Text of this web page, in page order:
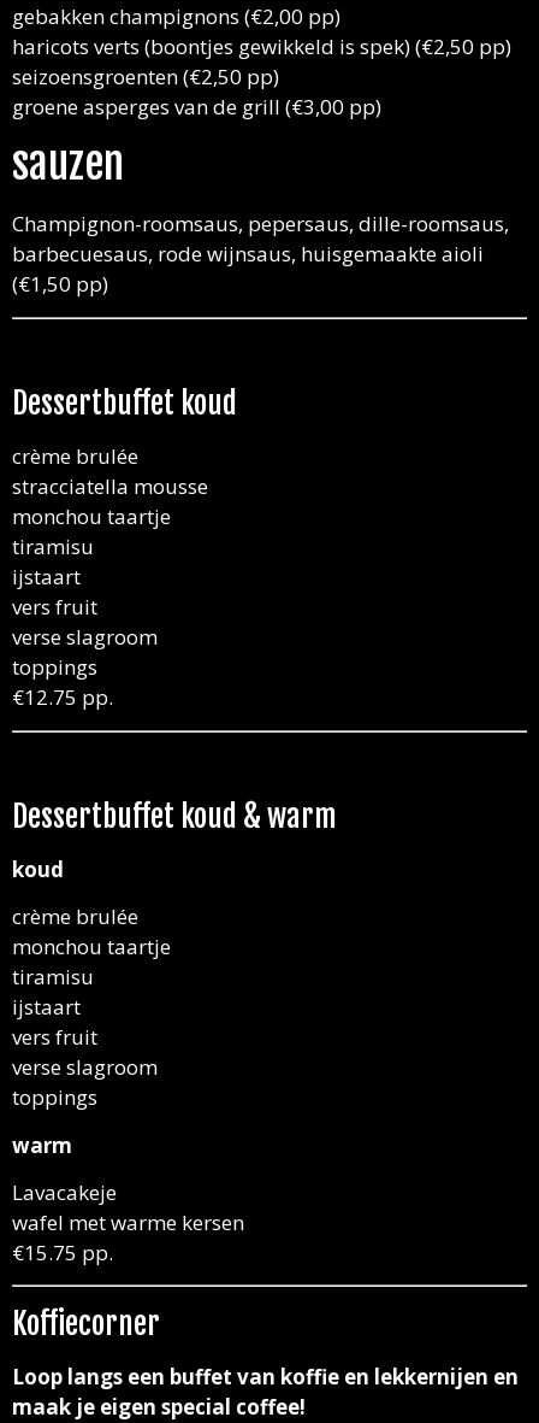
gebakken champignons (€2,00 pp)
haricots verts (boontjes gewikkeld is spek) (€2,50 pp)
seizoensgroenten (€2,50 pp)
groene asperges van de grill (€3,00 pp)
sauzen
Champignon-roomsaus, pepersaus, dille-roomsaus,
barbecuesaus, rode wijnsaus, huisgemaakte aioli
(€1,50 pp)
Dessertbuffet koud
crème brulée
stracciatella mousse
monchou taartje
tiramisu
ijstaart
vers fruit
verse slagroom
toppings
€12.75 pp.
Dessertbuffet koud & warm
koud
crème brulée
monchou taartje
tiramisu
ijstaart
vers fruit
verse slagroom
toppings
warm
Lavacakeje
wafel met warme kersen
€15.75 pp.
Koffiecorner
Loop langs een buffet van koffie en lekkernijen en
maak je eigen special coffee!